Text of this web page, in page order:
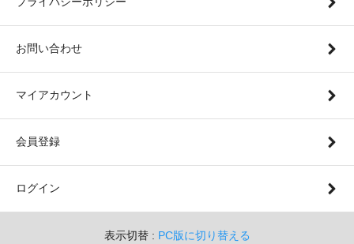
お問い合わせ
マイアカウント
会員登録
ログイン
表示切替 : PC版に切り替える